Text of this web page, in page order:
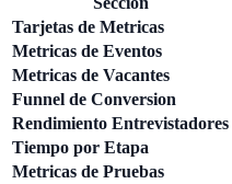
Tarjetas de Metricas
Metricas de Eventos
Metricas de Vacantes
Funnel de Conversion
Rendimiento Entrevistadores
Tiempo por Etapa
Metricas de Pruebas